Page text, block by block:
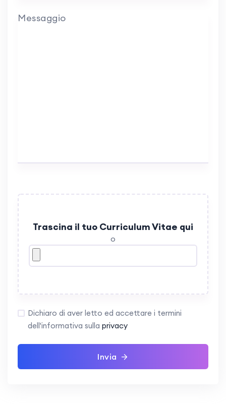
Messaggio
Trascina il tuo Curriculum Vitae qui
o
Dichiaro di aver letto ed accettare i termini
dell'informativa sulla privacy
Invia